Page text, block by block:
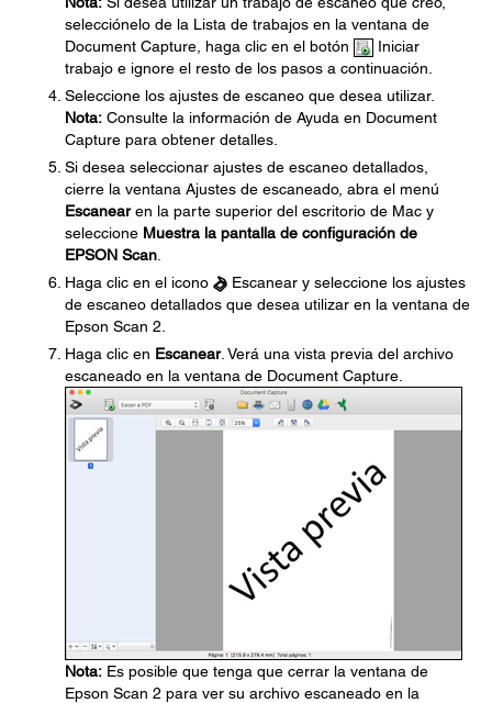
selecciónelo de la Lista de trabajos en la ventana de
Document Capture, haga clic en el botón
Iniciar
trabajo e ignore el resto de los pasos a continuación.
Seleccione los ajustes de escaneo que desea utilizar.
Nota: Consulte la información de Ayuda en Document
Capture para obtener detalles.
Si desea seleccionar ajustes de escaneo detallados,
cierre la ventana Ajustes de escaneado, abra el menú
Escanearen la parte superior del escritorio de Mac y
seleccione Muestra la pantalla de configuración de
EPSON Scan
Haga clic en el icono
Escanear y seleccione los ajustes
de escaneo detallados que desea utilizar en la ventana de
Epson Scan 2.
Haga clic en Escanear. Verá una vista previa del archivo
escaneado en la ventana de Document Capture.
Nota: Es posible que tenga que cerrar la ventana de
Epson Scan 2 para ver su archivo escaneado en la